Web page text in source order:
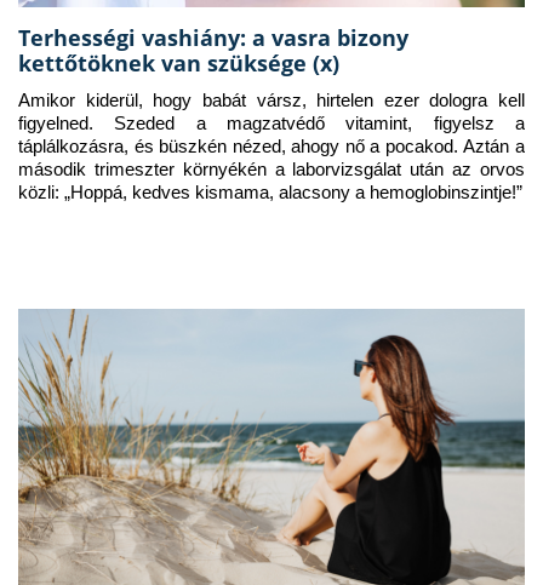
Terhességi vashiány: a vasra bizony
kettőtöknek van szüksége (x)
Amikor kiderül, hogy babát vársz, hirtelen ezer dologra kell
figyelned. Szeded a magzatvédő vitamint, figyelsz a
táplálkozásra, és büszkén nézed, ahogy nő a pocakod. Aztán a
második trimeszter környékén a laborvizsgálat után az orvos
közli: „Hoppá, kedves kismama, alacsony a hemoglobinszintje!”